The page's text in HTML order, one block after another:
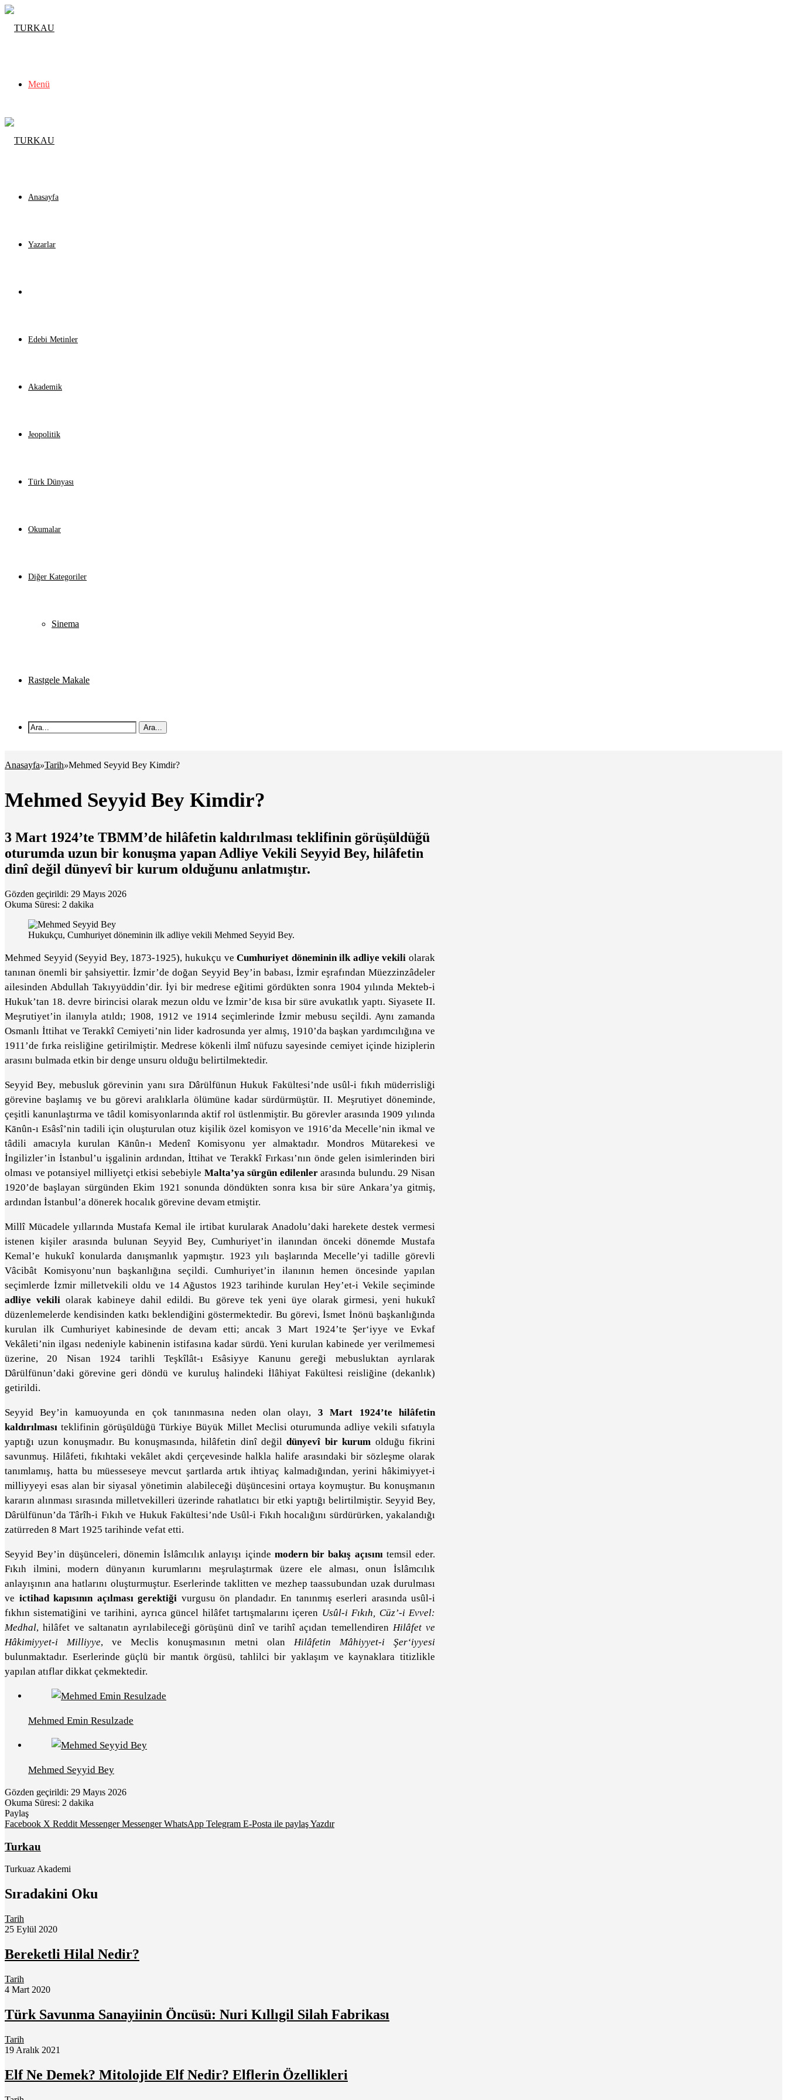
Menü
Anasayfa
Yazarlar
Edebi Metinler
Akademik
Jeopolitik
Türk Dünyası
Okumalar
Diğer Kategoriler
Sinema
Rastgele Makale
Ara...
Anasayfa»Tarih»Mehmed Seyyid Bey Kimdir?
Mehmed Seyyid Bey Kimdir?
3 Mart 1924’te TBMM’de hilâfetin kaldırılması teklifinin görüşüldüğü
oturumda uzun bir konuşma yapan Adliye Vekili Seyyid Bey, hilâfetin
dinî değil dünyevî bir kurum olduğunu anlatmıştır.
Gözden geçirildi: 29 Mayıs 2026
Okuma Süresi: 2 dakika
Hukukçu, Cumhuriyet döneminin ilk adliye vekili Mehmed Seyyid Bey.
Mehmed Seyyid (Seyyid Bey, 1873-1925), hukukçu veCumhuriyet döneminin ilk adliye vekili olarak
tanınan önemli bir şahsiyettir. İzmir’de doğan Seyyid Bey’in babası, İzmir eşrafından Müezzinzâdeler
ailesinden Abdullah Takıyyüddin’dir. İyi bir medrese eğitimi gördükten sonra 1904 yılında Mekteb-i
Hukuk’tan 18. devre birincisi olarak mezun oldu ve İzmir’de kısa bir süre avukatlık yaptı. Siyasete II.
Meşrutiyet’in ilanıyla atıldı; 1908, 1912 ve 1914 seçimlerinde İzmir mebusu seçildi. Aynı zamanda
Osmanlı İttihat ve Terakkî Cemiyeti’nin lider kadrosunda yer almış, 1910’da başkan yardımcılığına ve
1911’de fırka reisliğine getirilmiştir. Medrese kökenli ilmî nüfuzu sayesinde cemiyet içinde hiziplerin
arasını bulmada etkin bir denge unsuru olduğu belirtilmektedir.
Seyyid Bey, mebusluk görevinin yanı sıra Dârülfünun Hukuk Fakültesi’nde usûl-i fıkıh müderrisliği
görevine başlamış ve bu görevi aralıklarla ölümüne kadar sürdürmüştür. II. Meşrutiyet döneminde,
çeşitli kanunlaştırma ve tâdil komisyonlarında aktif rol üstlenmiştir. Bu görevler arasında 1909 yılında
Kānûn-ı Esâsî’nin tadili için oluşturulan otuz kişilik özel komisyon ve 1916’da Mecelle’nin ikmal ve
tâdili amacıyla kurulan Kānûn-ı Medenî Komisyonu yer almaktadır. Mondros Mütarekesi ve
İngilizler’in İstanbul’u işgalinin ardından, İttihat ve Terakkî Fırkası’nın önde gelen isimlerinden biri
olması ve potansiyel milliyetçi etkisi sebebiyle Malta’ya sürgün edilenlerarasında bulundu. 29 Nisan
1920’de başlayan sürgünden Ekim 1921 sonunda döndükten sonra kısa bir süre Ankara’ya gitmiş,
ardından İstanbul’a dönerek hocalık görevine devam etmiştir.
Millî Mücadele yıllarında Mustafa Kemal ile irtibat kurularak Anadolu’daki harekete destek vermesi
istenen kişiler arasında bulunan Seyyid Bey, Cumhuriyet’in ilanından önceki dönemde Mustafa
Kemal’e hukukî konularda danışmanlık yapmıştır. 1923 yılı başlarında Mecelle’yi tadille görevli
Vâcibât Komisyonu’nun başkanlığına seçildi. Cumhuriyet’in ilanının hemen öncesinde yapılan
seçimlerde İzmir milletvekili oldu ve 14 Ağustos 1923 tarihinde kurulan Hey’et-i Vekile seçiminde
adliye vekili olarak kabineye dahil edildi. Bu göreve tek yeni üye olarak girmesi, yeni hukukî
düzenlemelerde kendisinden katkı beklendiğini göstermektedir. Bu görevi, İsmet İnönü başkanlığında
kurulan ilk Cumhuriyet kabinesinde de devam etti; ancak 3 Mart 1924’te Şer‘iyye ve Evkaf
Vekâleti’nin ilgası nedeniyle kabinenin istifasına kadar sürdü. Yeni kurulan kabinede yer verilmemesi
üzerine, 20 Nisan 1924 tarihli Teşkîlât-ı Esâsiyye Kanunu gereği mebusluktan ayrılarak
Dârülfünun’daki görevine geri döndü ve kuruluş halindeki İlâhiyat Fakültesi reisliğine (dekanlık)
getirildi.
Seyyid Bey’in kamuoyunda en çok tanınmasına neden olan olayı, 3 Mart 1924’te hilâfetin
kaldırılması teklifinin görüşüldüğü Türkiye Büyük Millet Meclisi oturumunda adliye vekili sıfatıyla
yaptığı uzun konuşmadır. Bu konuşmasında, hilâfetin dinî değildünyevî bir kurum olduğu fikrini
savunmuş. Hilâfeti, fıkıhtaki vekâlet akdi çerçevesinde halkla halife arasındaki bir sözleşme olarak
tanımlamış, hatta bu müesseseye mevcut şartlarda artık ihtiyaç kalmadığından, yerini hâkimiyyet-i
milliyyeyi esas alan bir siyasal yönetimin alabileceği düşüncesini ortaya koymuştur. Bu konuşmanın
kararın alınması sırasında milletvekilleri üzerinde rahatlatıcı bir etki yaptığı belirtilmiştir. Seyyid Bey,
Dârülfünun’da Târîh-i Fıkıh ve Hukuk Fakültesi’nde Usûl-i Fıkıh hocalığını sürdürürken, yakalandığı
zatürreden 8 Mart 1925 tarihinde vefat etti.
Seyyid Bey’in düşünceleri, dönemin İslâmcılık anlayışı içinde modern bir bakış açısınıtemsil eder.
Fıkıh ilmini, modern dünyanın kurumlarını meşrulaştırmak üzere ele alması, onun İslâmcılık
anlayışının ana hatlarını oluşturmuştur. Eserlerinde taklitten ve mezhep taassubundan uzak durulması
ve ictihad kapısının açılması gerektiği vurgusu ön plandadır. En tanınmış eserleri arasında usûl-i
fıkhın sistematiğini ve tarihini, ayrıca güncel hilâfet tartışmalarını içeren Usûl-i Fıkıh, Cüz’-i Evvel:
Medhal, hilâfet ve saltanatın ayrılabileceği görüşünü dinî ve tarihî açıdan temellendiren Hilâfet ve
Hâkimiyyet-i Milliyye, ve Meclis konuşmasının metni olan Hilâfetin Mâhiyyet-i Şer‘iyyesi
bulunmaktadır. Eserlerinde güçlü bir mantık örgüsü, tahlilci bir yaklaşım ve kaynaklara titizlikle
yapılan atıflar dikkat çekmektedir.
Mehmed Emin Resulzade
Mehmed Seyyid Bey
Gözden geçirildi: 29 Mayıs 2026
Okuma Süresi: 2 dakika
Paylaş
Facebook X Reddit Messenger Messenger WhatsApp Telegram E-Posta ile paylaşYazdır
Turkau
Turkuaz Akademi
Sıradakini Oku
Tarih
25 Eylül 2020
Bereketli Hilal Nedir?
Tarih
4 Mart 2020
Türk Savunma Sanayiinin Öncüsü: Nuri Kıllıgil Silah Fabrikası
Tarih
19 Aralık 2021
Elf Ne Demek? Mitolojide Elf Nedir? Elflerin Özellikleri